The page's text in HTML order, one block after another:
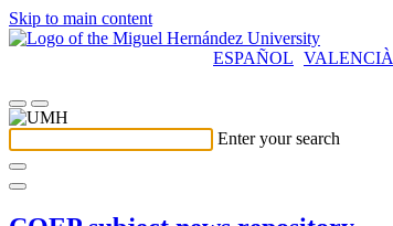
Skip to main content
ESPAÑOL VALENCIÀ
Enter your search